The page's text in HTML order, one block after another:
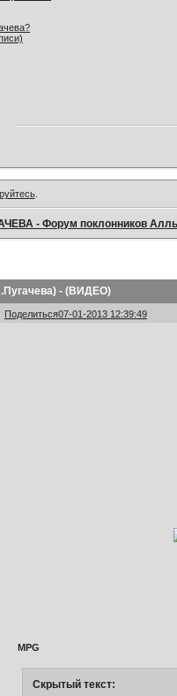
.
- Форум поклонников
- (ВИДЕО)
Поделиться07-01-2013 12:39:49
MPG
Скрытый текст: